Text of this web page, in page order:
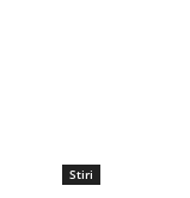
Stiri